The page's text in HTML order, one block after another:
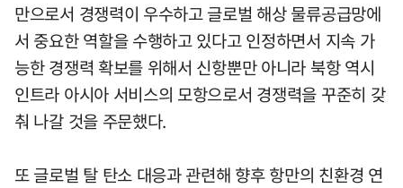
만으로서 경쟁력이 우수하고 글로벌 해상 물류공급망에
서 중요한 역할을 수행하고 있다고 인정하면서 지속 가
능한 경쟁력 확보를 위해서 신항뿐만 아니라 북항 역시
인트라 아시아 서비스의 모항으로서 경쟁력을 꾸준히 갖
춰 나갈 것을 주문했다.
또 글로벌 탈 탄소 대응과 관련해 향후 항만의 친환경 연